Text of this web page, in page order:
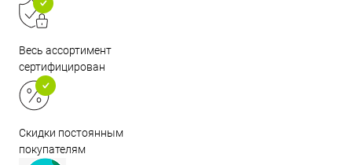
Весь ассортимент
сертифицирован
Скидки постоянным
покупателям